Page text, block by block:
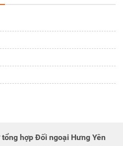
hợp Đối ngoại Hưng Yên